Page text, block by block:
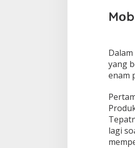
уаng
еnаm
lаgі